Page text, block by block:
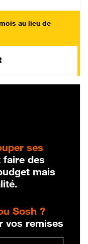
au lieu de
ses
faire des
mais
Sosh ?
vos remises